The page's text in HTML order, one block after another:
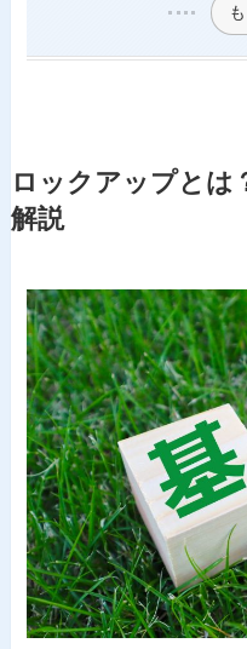
ロックアップとは
解説